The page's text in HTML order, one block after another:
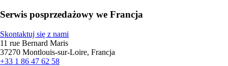
Serwis posprzedażowy we Francja
Skontaktuj się z nami
11 rue Bernard Maris
37270 Montlouis-sur-Loire, Francja
+33 1 86 47 62 58